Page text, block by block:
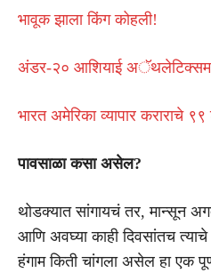
भावूक झाला किंग कोहली!
अंडर-२० आशियाई
भारत अमेरिका व्यापार कराराचे
पावसाळा कसा असेल?
थोडक्यात सांगायचं तर, मान्सून
आणि अवघ्या काही दिवसांतच
हंगाम किती चांगला असेल हा एक